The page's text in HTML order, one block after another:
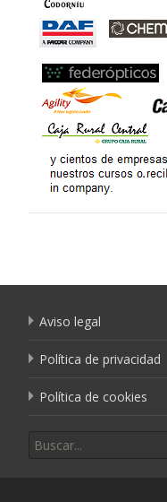
Aviso legal
Política de privacidad
Política de cookies